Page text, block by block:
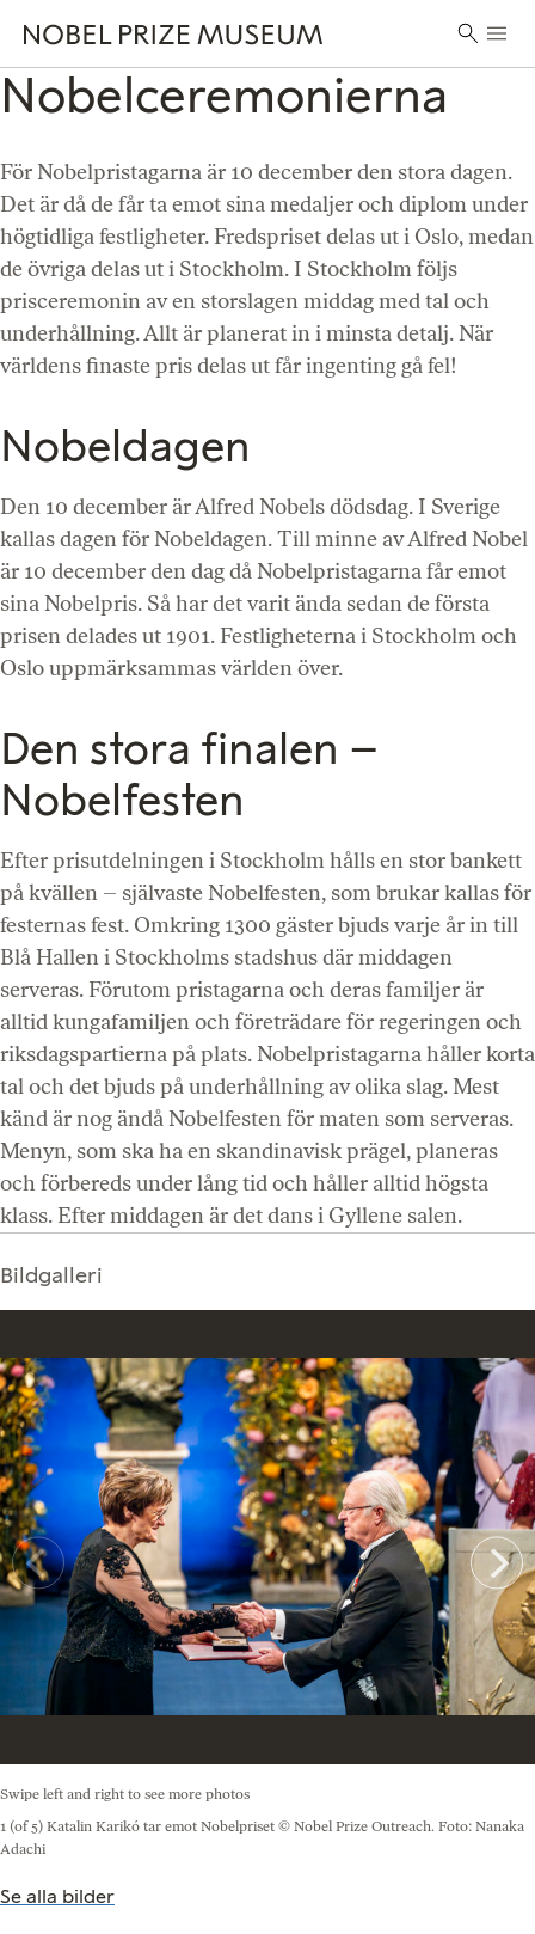
Skip
to
header
Skip
to
main
content
Skip
to
footer
Sök
efter:
Nobelceremonierna
För Nobelpristagarna är 10 december den stora dagen.
Det är då de får ta emot sina medaljer och diplom under
högtidliga festligheter. Fredspriset delas ut i Oslo, medan
de övriga delas ut i Stockholm. I Stockholm följs
prisceremonin av en storslagen middag med tal och
underhållning. Allt är planerat in i minsta detalj. När
världens finaste pris delas ut får ingenting gå fel!
Nobeldagen
Den 10 december är Alfred Nobels dödsdag. I Sverige
kallas dagen för Nobeldagen. Till minne av Alfred Nobel
är 10 december den dag då Nobelpristagarna får emot
sina Nobelpris. Så har det varit ända sedan de första
prisen delades ut 1901. Festligheterna i Stockholm och
Oslo uppmärksammas världen över.
Den stora finalen –
Nobelfesten
Efter prisutdelningen i Stockholm hålls en stor bankett
på kvällen – självaste Nobelfesten, som brukar kallas för
festernas fest. Omkring 1300 gäster bjuds varje år in till
Blå Hallen i Stockholms stadshus där middagen
serveras. Förutom pristagarna och deras familjer är
alltid kungafamiljen och företrädare för regeringen och
riksdagspartierna på plats. Nobelpristagarna håller korta
tal och det bjuds på underhållning av olika slag. Mest
känd är nog ändå Nobelfesten för maten som serveras.
Menyn, som ska ha en skandinavisk prägel, planeras
och förbereds under lång tid och håller alltid högsta
klass. Efter middagen är det dans i Gyllene salen.
Bildgalleri
Swipe left and right to see more photos
1 (of 5) Katalin Karikó tar emot Nobelpriset © Nobel Prize Outreach. Foto: Nanaka
Adachi
Se alla bilder